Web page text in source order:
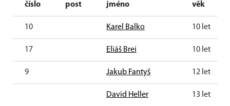
číslo post jméno věk
10 Karel Balko 10 let
17 Eliáš Brei 10 let
9 Jakub Fantyš 12 let
David Heller 13 let